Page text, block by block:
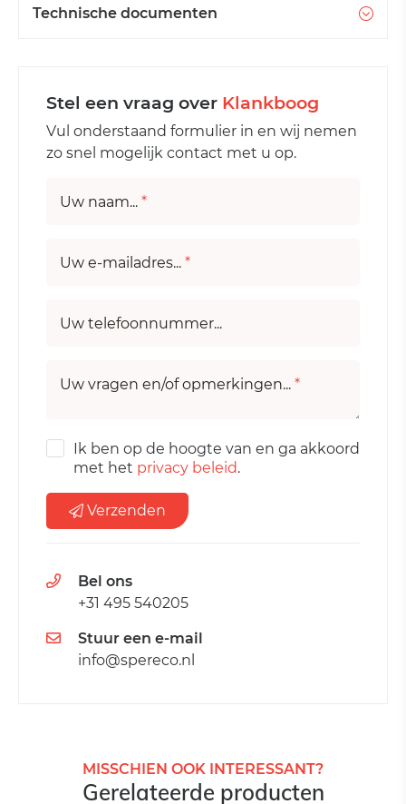
Technische documenten
Stel een vraag over Klankboog
Vul onderstaand formulier in en wij nemen
zo snel mogelijk contact met u op.
Uw naam... *
Uw e-mailadres... *
Uw telefoonnummer...
Uw vragen en/of opmerkingen... *
Ik ben op de hoogte van en ga akkoord
met het privacy beleid.
Verzenden
Bel ons
+31 495 540205
Stuur een e-mail
info@spereco.nl
MISSCHIEN OOK INTERESSANT?
Gerelateerde producten